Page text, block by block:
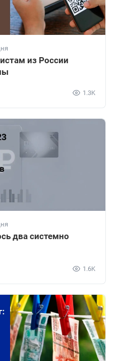
из России
1.3K
два системно
1.6K